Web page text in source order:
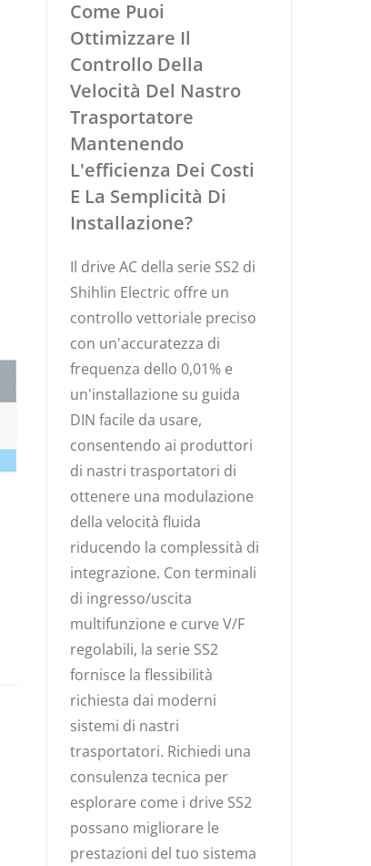
Come Puoi
Ottimizzare Il
Controllo Della
Velocità Del Nastro
Trasportatore
Mantenendo
L'efficienza Dei Costi
E La Semplicità Di
Installazione?
Il drive AC della serie SS2 di
Shihlin Electric offre un
controllo vettoriale preciso
con un'accuratezza di
frequenza dello 0,01% e
un'installazione su guida
DIN facile da usare,
consentendo ai produttori
di nastri trasportatori di
ottenere una modulazione
della velocità fluida
riducendo la complessità di
integrazione. Con terminali
di ingresso/uscita
multifunzione e curve V/F
regolabili, la serie SS2
fornisce la flessibilità
richiesta dai moderni
sistemi di nastri
trasportatori. Richiedi una
consulenza tecnica per
esplorare come i drive SS2
possano migliorare le
prestazioni del tuo sistema